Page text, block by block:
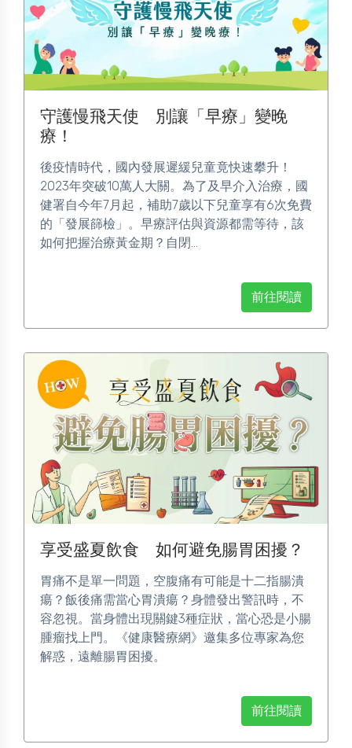
守護慢飛天使 別讓「早療」變晚
療！
後疫情時代，國內發展遲緩兒童竟快速攀升！
2023年突破10萬人大關。為了及早介入治療，國
健署自今年7月起，補助7歲以下兒童享有6次免費
的「發展篩檢」。早療評估與資源都需等待，該
如何把握治療黃金期？自閉...
前往閱讀
享受盛夏飲食 如何避免腸胃困擾？
胃痛不是單一問題，空腹痛有可能是十二指腸潰
瘍？飯後痛需當心胃潰瘍？身體發出警訊時，不
容忽視。當身體出現關鍵3種症狀，當心恐是小腸
腫瘤找上門。《健康醫療網》邀集多位專家為您
解惑，遠離腸胃困擾。
前往閱讀